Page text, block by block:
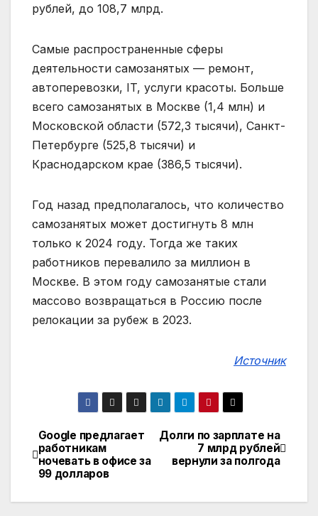
рублей, до 108,7 млрд.
Самые распространенные сферы
деятельности самозанятых — ремонт,
автоперевозки, IT, услуги красоты. Больше
всего самозанятых в Москве (1,4 млн) и
Московской области (572,3 тысячи), Санкт-
Петербурге (525,8 тысячи) и
Краснодарском крае (386,5 тысячи).
Год назад предполагалось, что количество
самозанятых может достигнуть 8 млн
только к 2024 году. Тогда же таких
работников перевалило за миллион в
Москве. В этом году самозанятые стали
массово возвращаться в Россию после
релокации за рубеж в 2023.
Источник
Навигация
по
записям
Долги по зарплате на
7 млрд рублей
вернули за полгода
Google предлагает
работникам
ночевать в офисе за
99 долларов